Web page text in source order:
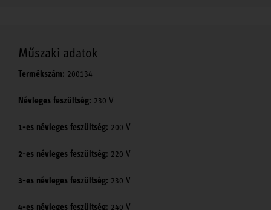
Műszaki adatok
Termékszám: 200134
Névleges feszültség: 230 V
1-es névleges feszültség: 200 V
2-es névleges feszültség: 220 V
3-es névleges feszültség: 230 V
4-es névleges feszültség: 240 V